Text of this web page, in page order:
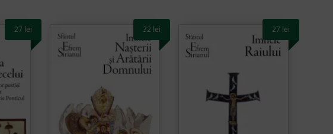
27 lei 32 lei 27 lei